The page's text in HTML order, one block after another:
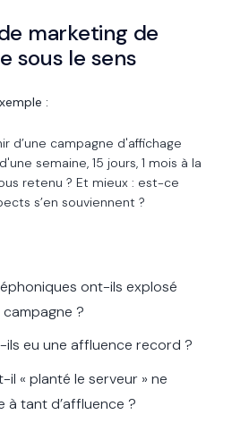
marketing de
sous le sens
:
d’une campagne d'affichage
semaine, 15 jours, 1 mois à la
retenu ? Et mieux : est-ce
s’en souviennent ?
ont-ils explosé
?
ils eu une affluence record ?
« planté le serveur » ne
tant d’affluence ?